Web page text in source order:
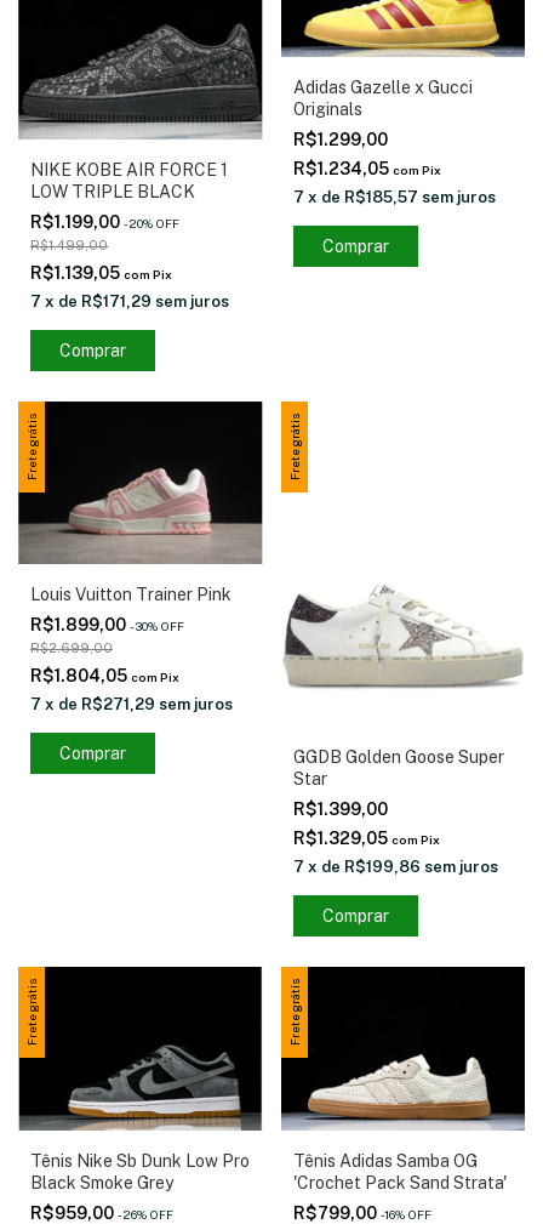
NIKE KOBE AIR FORCE 1
LOW TRIPLE BLACK
R$1.199,00 -20% OFF
R$1.499,00
R$1.139,05 com Pix
7 x de R$171,29 sem juros
Comprar
Adidas Gazelle x Gucci
Originals
R$1.299,00
R$1.234,05 com Pix
7 x de R$185,57 sem juros
Comprar
Frete grátis
Louis Vuitton Trainer Pink
R$1.899,00 -30% OFF
R$2.699,00
R$1.804,05 com Pix
7 x de R$271,29 sem juros
Comprar
Frete grátis
GGDB Golden Goose Super
Star
R$1.399,00
R$1.329,05 com Pix
7 x de R$199,86 sem juros
Comprar
Frete grátis
Tênis Nike Sb Dunk Low Pro
Black Smoke Grey
R$959,00 -26% OFF
Frete grátis
Tênis Adidas Samba OG
'Crochet Pack Sand Strata'
R$799,00 -16% OFF